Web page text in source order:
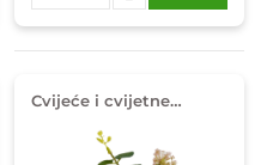
omiljene
Cvijeće i cvijetne